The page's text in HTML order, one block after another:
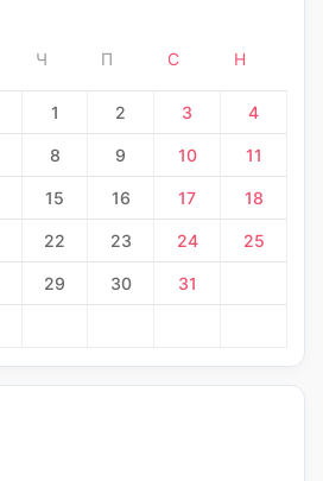
Ч П С Н
1 2 3 4
8 9 10 11
15 16 17 18
22 23 24 25
29 30 31